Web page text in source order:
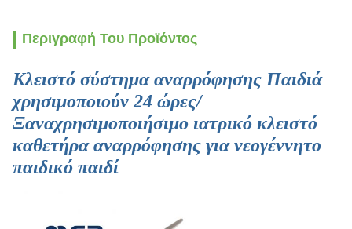
Περιγραφή Του Προϊόντος
Κλειστό σύστημα αναρρόφησης Παιδιά
χρησιμοποιούν 24 ώρες/
Ξαναχρησιμοποιήσιμο ιατρικό κλειστό
καθετήρα αναρρόφησης για νεογέννητο
παιδικό παιδί